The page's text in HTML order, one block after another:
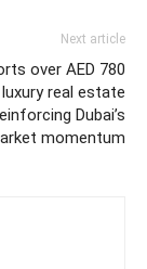
Next article
over AED 780
real estate
Dubai’s
momentum